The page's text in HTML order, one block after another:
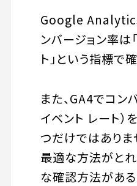
Google Analytics
ンバージョン率は
ト」という指標で
また、GA4でコン
イベント レート
つだけではありま
最適な方法がとれ
な確認方法があ